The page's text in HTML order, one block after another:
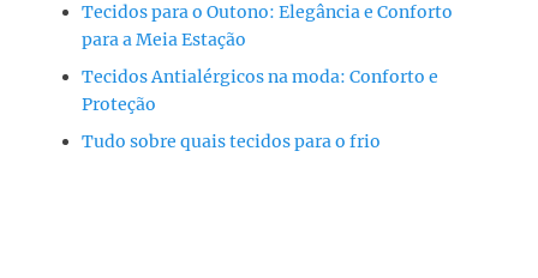
Tecidos para o Outono: Elegância e Conforto
para a Meia Estação
Tecidos Antialérgicos na moda: Conforto e
Proteção
Tudo sobre quais tecidos para o frio